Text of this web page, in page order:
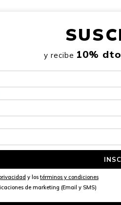
y recibe 10%
y lostérminos y condiciones
de marketing (Email y SMS)